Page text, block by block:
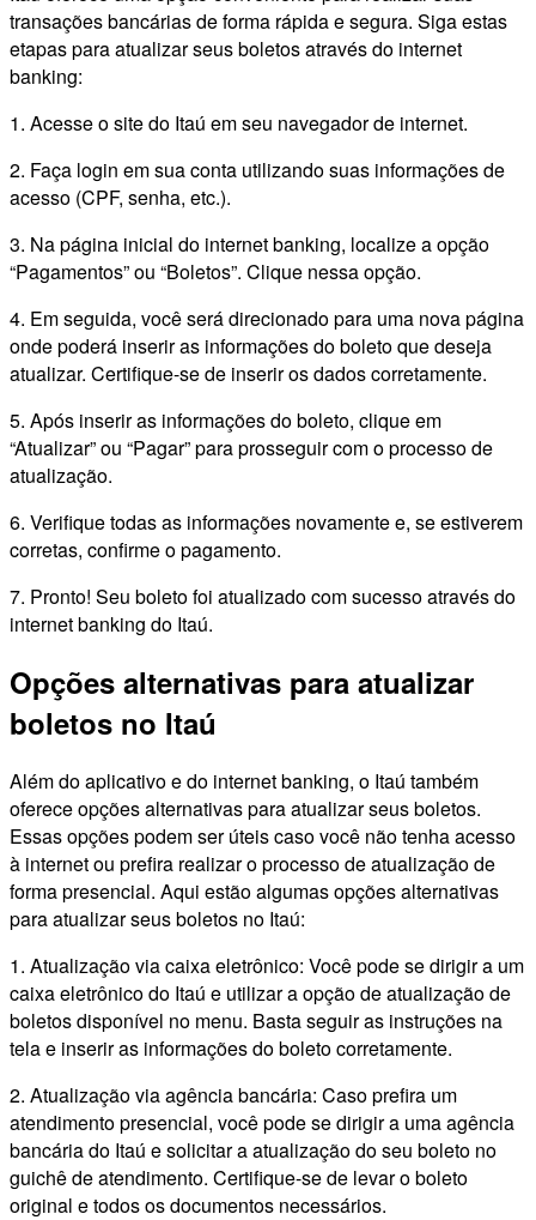
transações bancárias de forma rápida e segura. Siga estas
etapas para atualizar seus boletos através do internet
banking:
1. Acesse o site do Itaú em seu navegador de internet.
2. Faça login em sua conta utilizando suas informações de
acesso (CPF, senha, etc.).
3. Na página inicial do internet banking, localize a opção
“Pagamentos” ou “Boletos”. Clique nessa opção.
4. Em seguida, você será direcionado para uma nova página
onde poderá inserir as informações do boleto que deseja
atualizar. Certifique-se de inserir os dados corretamente.
5. Após inserir as informações do boleto, clique em
“Atualizar” ou “Pagar” para prosseguir com o processo de
atualização.
6. Verifique todas as informações novamente e, se estiverem
corretas, confirme o pagamento.
7. Pronto! Seu boleto foi atualizado com sucesso através do
internet banking do Itaú.
Opções alternativas para atualizar
boletos no Itaú
Além do aplicativo e do internet banking, o Itaú também
oferece opções alternativas para atualizar seus boletos.
Essas opções podem ser úteis caso você não tenha acesso
à internet ou prefira realizar o processo de atualização de
forma presencial. Aqui estão algumas opções alternativas
para atualizar seus boletos no Itaú:
1. Atualização via caixa eletrônico: Você pode se dirigir a um
caixa eletrônico do Itaú e utilizar a opção de atualização de
boletos disponível no menu. Basta seguir as instruções na
tela e inserir as informações do boleto corretamente.
2. Atualização via agência bancária: Caso prefira um
atendimento presencial, você pode se dirigir a uma agência
bancária do Itaú e solicitar a atualização do seu boleto no
guichê de atendimento. Certifique-se de levar o boleto
original e todos os documentos necessários.